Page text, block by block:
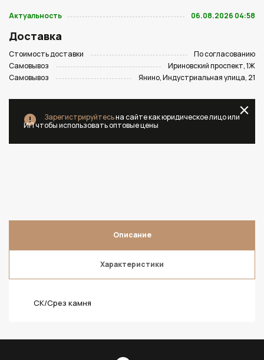
Актуальность
06.08.2026 04:58
Доставка
Стоимость доставки
По согласованию
Самовывоз
Ириновский проспект, 1Ж
Самовывоз
Янино, Индустриальная улица, 21
Зарегистрируйтесьна сайте как юридическое лицо или
ИП чтобы использовать оптовые цены
Описание
Характеристики
CK/Срез камня